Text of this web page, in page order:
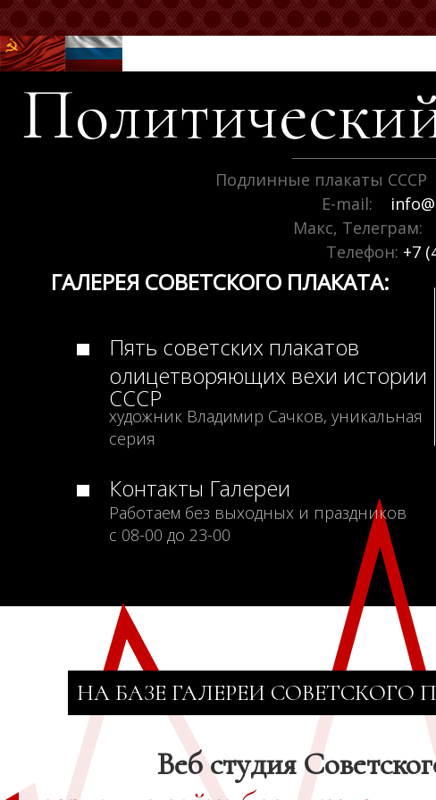
Подлинные плакаты СССР
E-mail:
Макс, Телеграм:
Телефон: +7
ГАЛЕРЕЯ СОВЕТСКОГО ПЛАКАТА:
Пять советских плакатов
олицетворяющих вехи истории
СССР
художник Владимир Сачков, уникальная
серия
Контакты Галереи
Работаем без выходных и праздников
с 08-00 до 23-00
НА БАЗЕ ГАЛЕРЕИ СОВЕТСКОГО
Веб студия